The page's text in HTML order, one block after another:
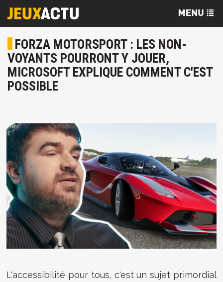
FORZA MOTORSPORT : LES NON-
VOYANTS POURRONT Y JOUER,
MICROSOFT EXPLIQUE COMMENT C'EST
POSSIBLE
L'accessibilité pour tous, c'est un sujet primordial